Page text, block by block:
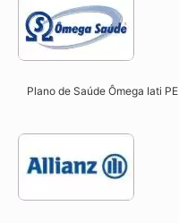
Plano de Saúde Ômega Iati PE​